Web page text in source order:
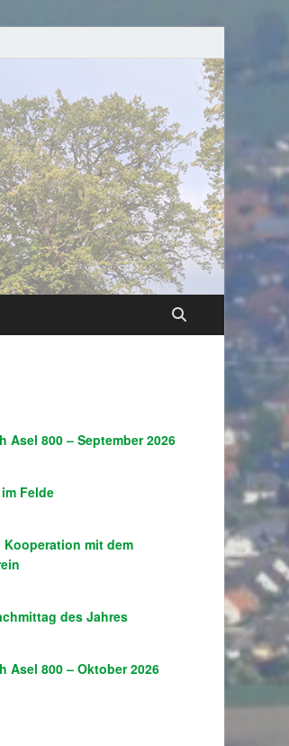
Asel 800 – September 2026
Felde
mit dem
des Jahres
Asel 800 – Oktober 2026